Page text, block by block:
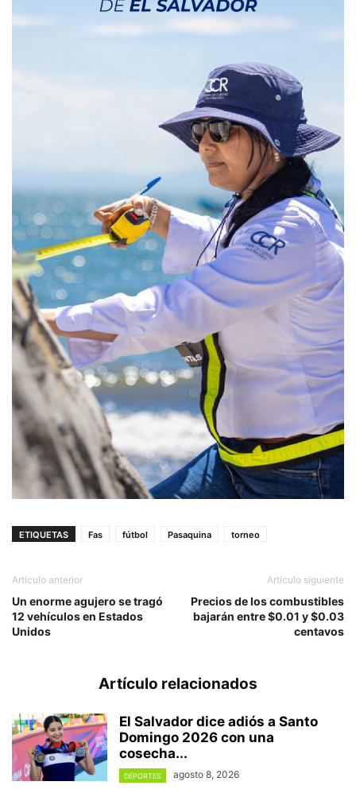
ETIQUETAS Fas fútbol Pasaquina torneo
Artículo anterior
Un enorme agujero se tragó
12 vehículos en Estados
Unidos
Artículo siguiente
Precios de los combustibles
bajarán entre $0.01 y $0.03
centavos
Artículo relacionados
El Salvador dice adiós a Santo
Domingo 2026 con una
cosecha...
DEPORTES agosto 8, 2026